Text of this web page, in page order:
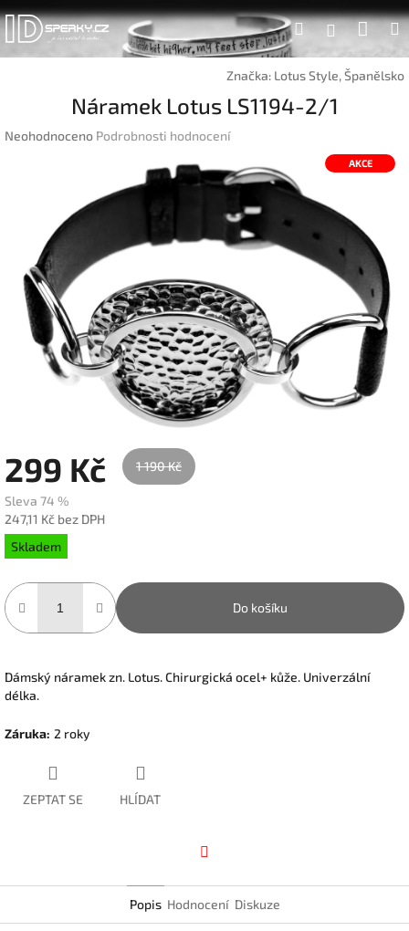
Přejít
na
obsah
Hledat
Značka: Lotus Style, Španělsko
Náramek Lotus LS1194-2/1
Průměrné
hvězdiček.
Neohodnoceno Podrobnosti hodnocení
AKCE
299 Kč 1 190 Kč
Sleva 74 %
247,11 Kč bez DPH
Měrná
cena:
Skladem
Do košíku
Dámský náramek zn. Lotus. Chirurgická ocel+ kůže. Univerzální
délka.
Záruka: 2 roky
ZEPTAT SE HLÍDAT
Popis Hodnocení Diskuze